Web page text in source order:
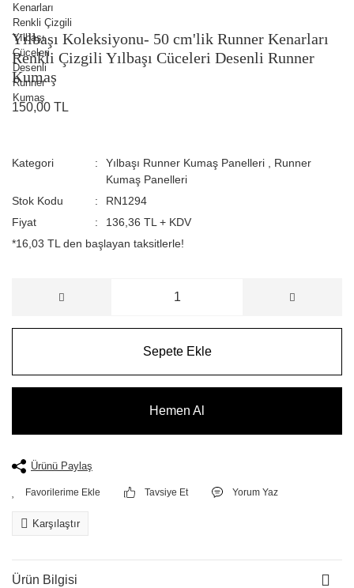
Yılbaşı Koleksiyonu- 50 cm'lik Runner Kenarları
Renkli Çizgili Yılbaşı Cüceleri Desenli Runner
Kumaş
150,00 TL
Kategori Yılbaşı Runner Kumaş Panelleri
Runner
Kumaş Panelleri
Stok Kodu
RN1294
Fiyat
136,36 TL + KDV
*16,03 TL den başlayan taksitlerle!
Sepete Ekle
Hemen Al
Ürünü Paylaş
Tavsiye Et Yorum Yaz
Karşılaştır
Ürün Bilgisi